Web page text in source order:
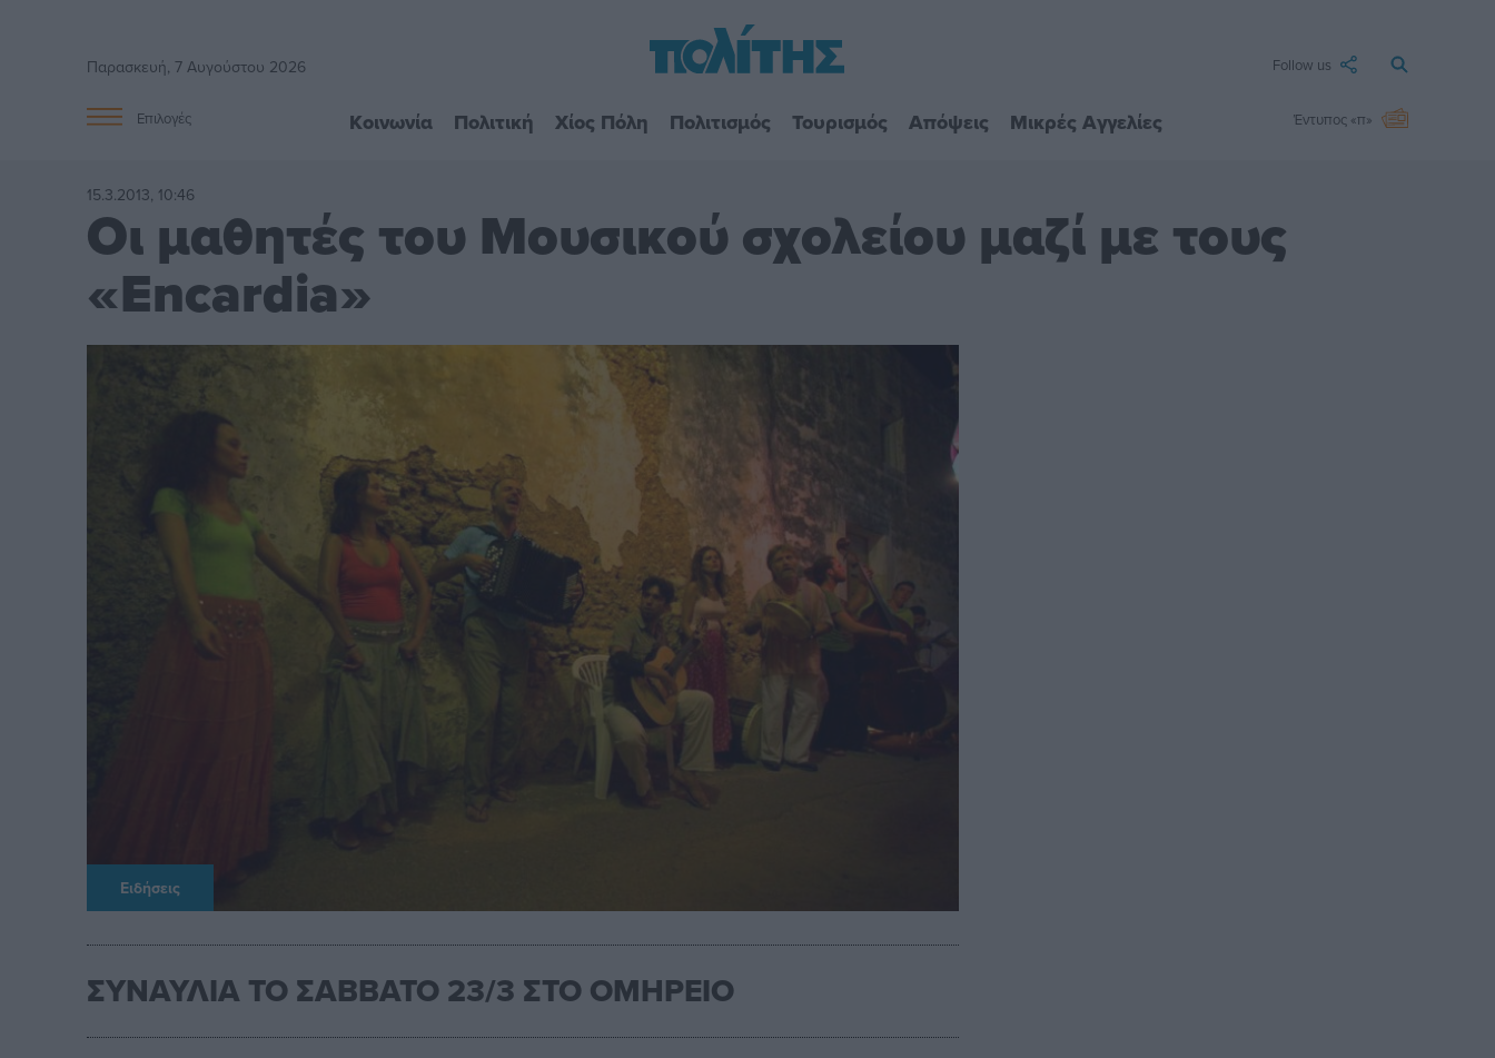
Παρασκευή, 7 Αυγούστου 2026 Follow us
Επιλογές Κοινωνία Πολιτική Χίος Πόλη Πολιτισμός Τουρισμός Απόψεις Μικρές Αγγελίες Έντυπος «π»
15.3.2013, 10:46
Οι μαθητές του Μουσικού σχολείου μαζί με τους
«Εncardia»
Ειδήσεις
ΣΥΝΑΥΛΙΑ ΤΟ ΣΑΒΒΑΤΟ 23/3 ΣΤΟ ΟΜΗΡΕΙΟ